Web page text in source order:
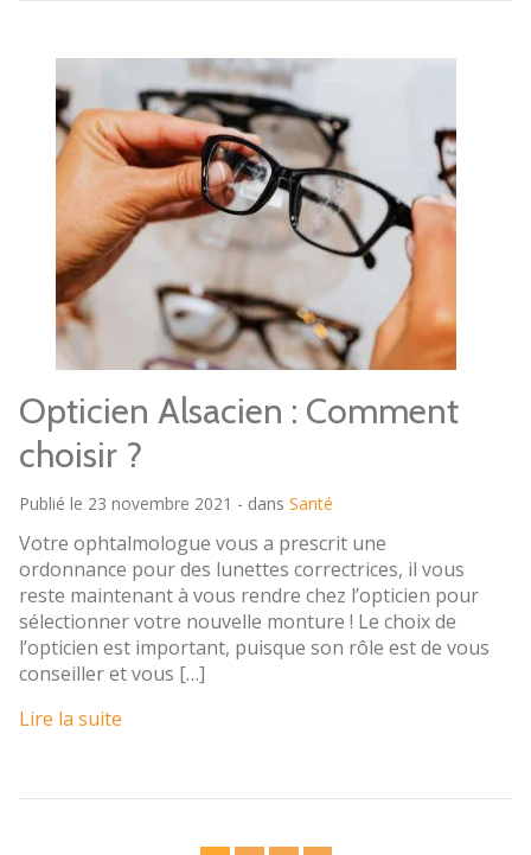
Opticien Alsacien : Comment
choisir ?
Publié le 23 novembre 2021 - dans Santé
Votre ophtalmologue vous a prescrit une
ordonnance pour des lunettes correctrices, il vous
reste maintenant à vous rendre chez l’opticien pour
sélectionner votre nouvelle monture ! Le choix de
l’opticien est important, puisque son rôle est de vous
conseiller et vous […]
Lire la suite